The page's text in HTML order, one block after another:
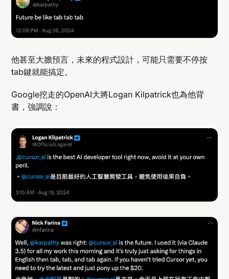
他甚至大膽預言，未來的程式設計，可能只需要不停按
tab鍵就能搞定。
Google挖走的OpenAI大將Logan Kilpatrick也為他背
書，強調說：